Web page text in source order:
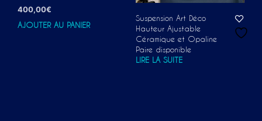
400,00€
AJOUTER AU PANIER
Suspension Art Déco
Hauteur Ajustable
Céramique et Opaline
Paire disponible
LIRE LA SUITE